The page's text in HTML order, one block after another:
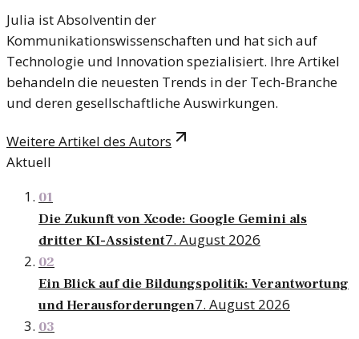
Julia ist Absolventin der
Kommunikationswissenschaften und hat sich auf
Technologie und Innovation spezialisiert. Ihre Artikel
behandeln die neuesten Trends in der Tech-Branche
und deren gesellschaftliche Auswirkungen.
Weitere Artikel des Autors
Aktuell
01
Die Zukunft von Xcode: Google Gemini als
dritter KI-Assistent7. August 2026
02
Ein Blick auf die Bildungspolitik: Verantwortung
und Herausforderungen7. August 2026
03